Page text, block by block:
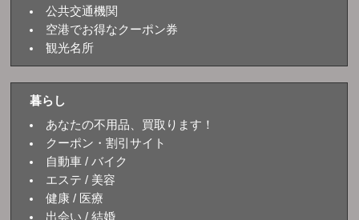
公共交通機関
空港でお得なクーポン券
観光名所
暮らし
あなたの不用品、買取ります！
クーポン・割引サイト
自動車 / バイク
エステ / 美容
健康 / 医療
出会い / 結婚